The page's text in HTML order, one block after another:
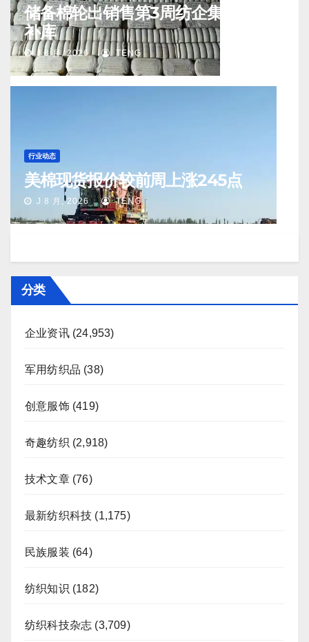
储备棉轮出销售第3周纺企集中入场
补库
J 8 月, 2026 TENG
行业动态
美棉现货报价较前周上涨245点
J 8 月, 2026 TENG
分类
企业资讯(24,953)
军用纺织品 (38)
创意服饰(419)
奇趣纺织 (2,918)
技术文章(76)
最新纺织科技 (1,175)
民族服装 (64)
纺织知识 (182)
纺织科技杂志 (3,709)